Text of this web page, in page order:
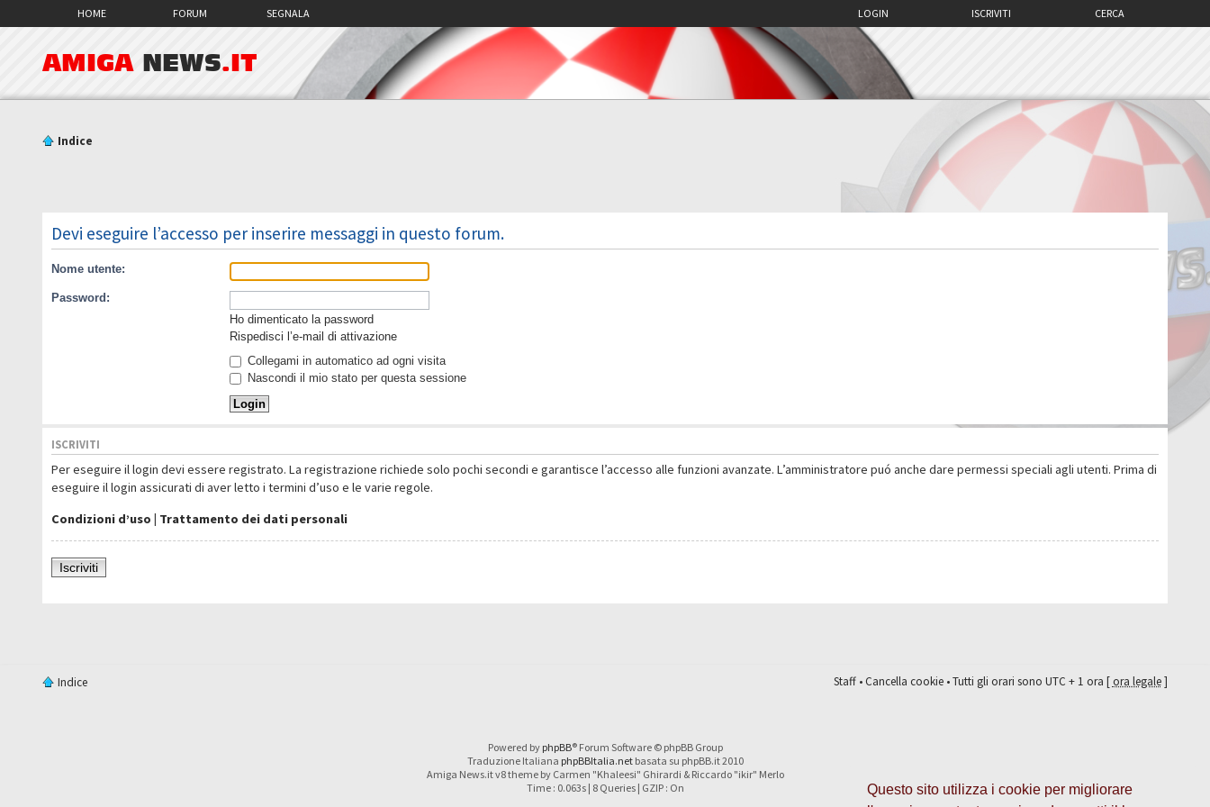
Questo sito utilizza i cookie per migliorare
HOME FORUM SEGNALA CERCA
ISCRIVITI
LOGIN
AMIGA NEWS.IT
Indice
Devi eseguire l’accesso per inserire messaggi in questo forum.
Nome utente:
Password:
Ho dimenticato la password
Rispedisci l’e-mail di attivazione
Collegami in automatico ad ogni visita
Nascondi il mio stato per questa sessione
ISCRIVITI
Per eseguire il login devi essere registrato. La registrazione richiede solo pochi secondi e garantisce l’accesso alle funzioni avanzate. L’amministratore puó anche dare permessi speciali agli utenti. Prima di
eseguire il login assicurati di aver letto i termini d’uso e le varie regole.
Condizioni d’uso | Trattamento dei dati personali
Iscriviti
Indice Staff•Cancella cookie• Tutti gli orari sono UTC + 1 ora [ora legale]
Powered by phpBB® Forum Software © phpBB Group
Traduzione Italiana phpBBItalia.netbasata su phpBB.it 2010
Amiga News.it v8 theme by Carmen "Khaleesi" Ghirardi & Riccardo "ikir" Merlo
Time : 0.063s | 8 Queries | GZIP : On